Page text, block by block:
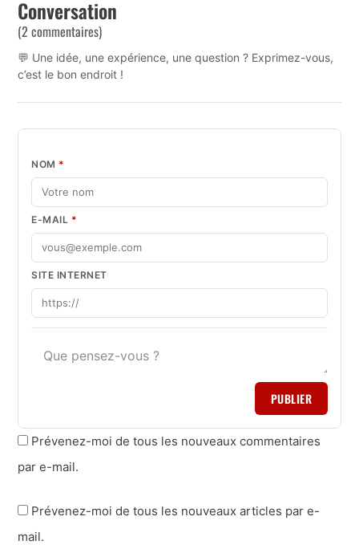
Conversation
(2 commentaires)
💬 Une idée, une expérience, une question ? Exprimez-vous,
c’est le bon endroit !
NOM *
E-MAIL *
SITE INTERNET
PUBLIER
Prévenez-moi de tous les nouveaux commentaires
par e-mail.
Prévenez-moi de tous les nouveaux articles par e-
mail.